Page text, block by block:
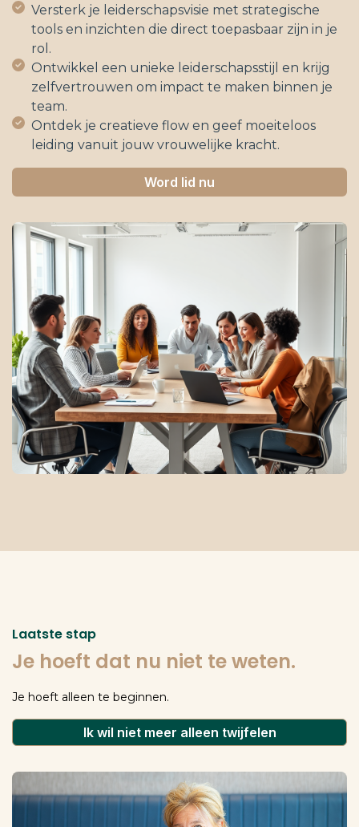
Versterk je leiderschapsvisie met strategische
tools en inzichten die direct toepasbaar zijn in je
rol.
Ontwikkel een unieke leiderschapsstijl en krijg
zelfvertrouwen om impact te maken binnen je
team.
Ontdek je creatieve flow en geef moeiteloos
leiding vanuit jouw vrouwelijke kracht.
Word lid nu
Laatste stap
Je hoeft dat nu niet te weten.
Je hoeft alleen te beginnen.
Ik wil niet meer alleen twijfelen